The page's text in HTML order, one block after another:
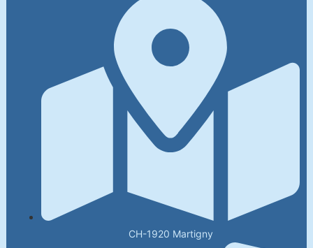
CH-1920 Martigny